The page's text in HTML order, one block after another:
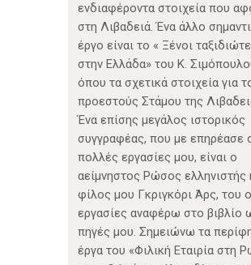
ενδιαφέροντα στοιχεία που
στη Λιβαδειά. Ένα άλλο
έργο είναι το « Ξένοι
στην Ελλάδα» του Κ.
όπου τα σχετικά στοιχεία για
προεστούς Στάμου της
Ένα επίσης μεγάλος ιστορικός
συγγραφέας, που με επηρέασε
πολλές εργασίες μου, είναι ο
αείμνηστος Ρώσος ελληνιστής
φίλος μου Γκριγκόρι Άρς, του
εργασίες αναφέρω στο βιβλίο
πηγές μου. Σημειώνω τα
έργα του «Φιλική Εταιρία στη